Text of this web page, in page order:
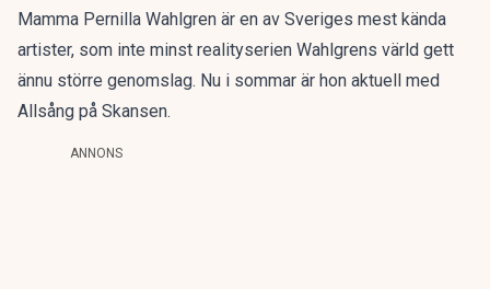
Mamma Pernilla Wahlgren är en av Sveriges mest kända
artister, som inte minst realityserien Wahlgrens värld gett
ännu större genomslag. Nu i sommar är hon aktuell med
Allsång på Skansen.
ANNONS